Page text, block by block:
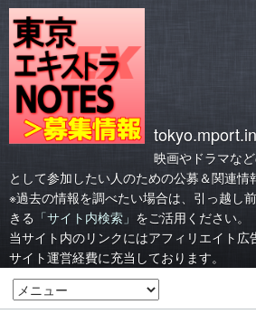
映画やドラマな
として参加したい人のための公募＆関連情
※過去の情報を調べたい場合は、引っ越し
きる 「サイト内検索」 をご活用ください。
当サイト内のリンクにはアフィリエイト広
サイト運営経費に充当しております。